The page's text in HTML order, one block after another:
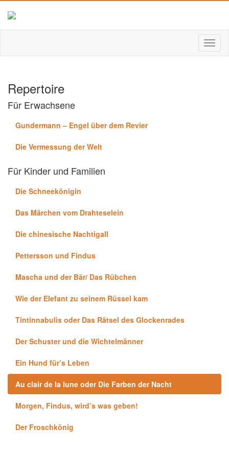
Repertoire
Für Erwachsene
Gundermann – Engel über dem Revier
Die Vermessung der Welt
Für Kinder und Familien
Die Schneekönigin
Das Märchen vom Drahteselein
Die chinesische Nachtigall
Pettersson und Findus
Mascha und der Bär/ Das Rübchen
Wie der Elefant zu seinem Rüssel kam
Tintinnabulis oder Das Rätsel des Glockenrades
Der Schuster und die Wichtelmänner
Ein Hund für’s Leben
Au clair de la lune oder Die Farben der Nacht
Morgen, Findus, wird’s was geben!
Der Froschkönig